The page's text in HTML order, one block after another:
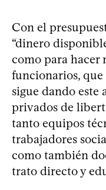
Con el
“dinero
como para hacer
funcionarios, que
sigue dando este
privados de
tanto equipos
trabajadores
como también
trato directo y